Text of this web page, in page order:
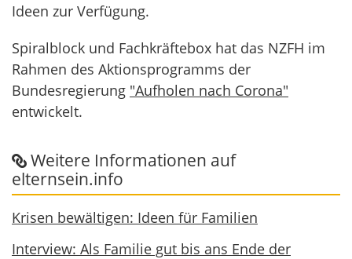
Ideen zur Verfügung.
Spiralblock und Fachkräftebox hat das NZFH im
Rahmen des Aktionsprogramms der
Bundesregierung "Aufholen nach Corona"
entwickelt.
Weitere Informationen auf
elternsein.info
Krisen bewältigen: Ideen für Familien
Interview: Als Familie gut bis ans Ende der